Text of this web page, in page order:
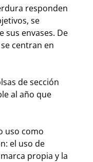
responden
se
sus envases. De
centran en
de sección
al año que
uso como
el uso de
propia y la